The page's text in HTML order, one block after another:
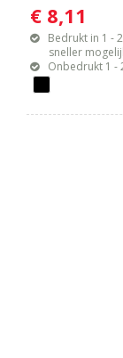
€ 8,11
Bedrukt in 1 -
sneller
Onbedrukt 1 -